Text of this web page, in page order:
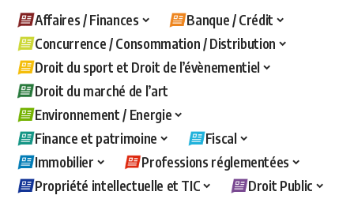
Affaires / Finances
Banque / Crédit
Concurrence / Consommation / Distribution
Droit du sport et Droit de l’évènementiel
Droit du marché de l’art
Environnement / Energie
Finance et patrimoine
Fiscal
Immobilier
Professions réglementées
Propriété intellectuelle et TIC
Droit Public